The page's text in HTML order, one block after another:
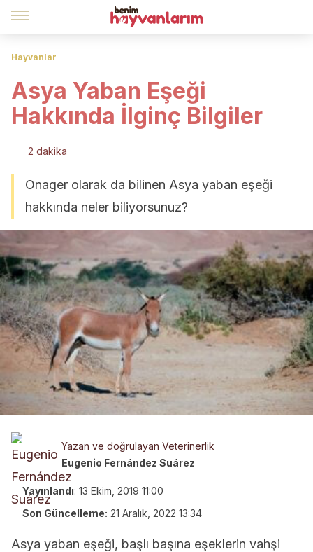
Hayvanlar
Asya Yaban Eşeği
Hakkında İlginç Bilgiler
2 dakika
Onager olarak da bilinen Asya yaban eşeği
hakkında neler biliyorsunuz?
Yazan ve doğrulayan Veterinerlik
Eugenio Fernández Suárez
Yayınlandı: 13 Ekim, 2019 11:00
Son Güncelleme: 21 Aralık, 2022 13:34
Asya yaban eşeği, başlı başına eşeklerin vahşi